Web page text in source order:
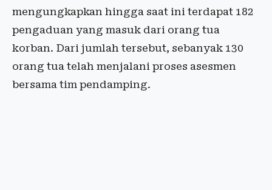
mengungkapkan hingga saat ini terdapat 182
pengaduan yang masuk dari orang tua
korban. Dari jumlah tersebut, sebanyak 130
orang tua telah menjalani proses asesmen
bersama tim pendamping.